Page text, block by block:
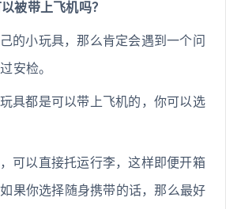
被带上飞机吗？
的小玩具，那么肯定会遇到一个问
安检。
具都是可以带上飞机的，你可以选
可以直接托运行李，这样即便开箱
果你选择随身携带的话，那么最好